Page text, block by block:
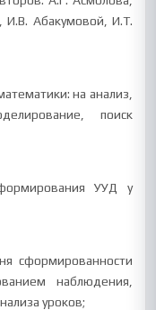
И.В. Абакумовой, И.Т.
на анализ,
поиск
УУД у
сформированности
наблюдения,
уроков;